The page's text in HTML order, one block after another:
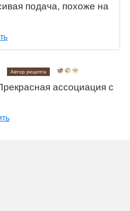
подача, похоже на
Автор рецепта
ассоциация с